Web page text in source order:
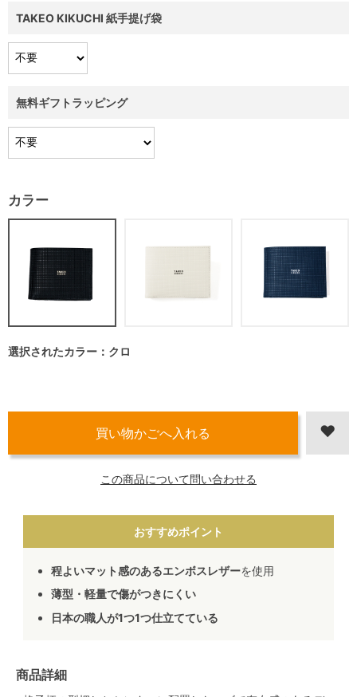
TAKEO KIKUCHI 紙手提げ袋
無料ギフトラッピング
カラー
選択されたカラー：クロ
この商品について問い合わせる
おすすめポイント
程よいマット感のあるエンボスレザーを使用
薄型・軽量で傷がつきにくい
日本の職人が1つ1つ仕立てている
商品詳細